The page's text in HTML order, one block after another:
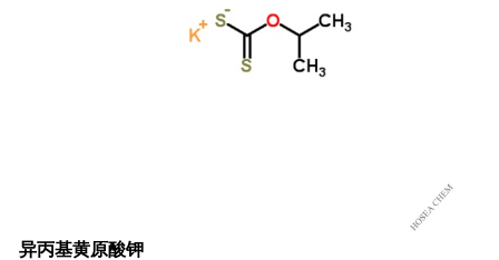
异丙基黄原酸钾